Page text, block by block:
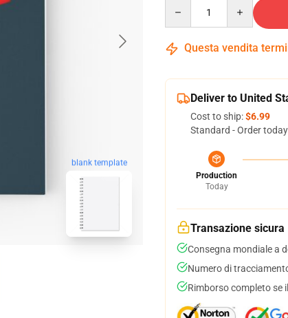
blank template
Questa vendita
Deliver to United
Cost to ship:$6.99
Standard - Order
Production
Today
Transazione sicura
Consegna mondiale a
Numero di
Rimborso completo se